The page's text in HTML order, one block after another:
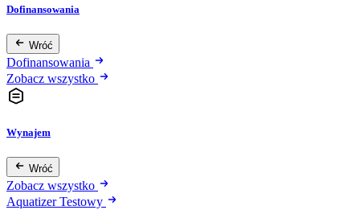
Dofinansowania
Wróć
Dofinansowania
Zobacz wszystko
Wynajem
Wróć
Zobacz wszystko
Aquatizer Testowy